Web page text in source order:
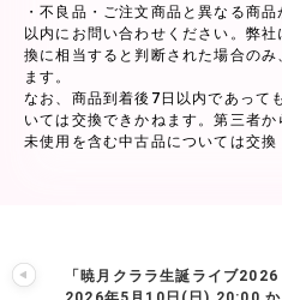
・不良品・ご注文商品と異なる商
以内にお問い合わせください。弊
換に相当すると判断された場合の
ます。
なお、商品到着後7日以内であって
いては交換できかねます。第三者か
未使用を含む中古品については交換
「暁月クララ生誕ライブ